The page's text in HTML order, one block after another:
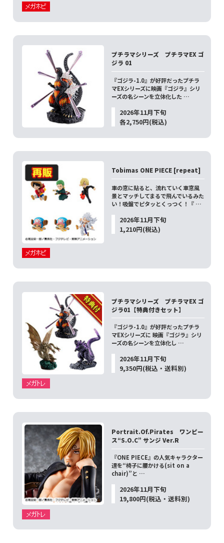
プチラマシリーズ プチラマEX ゴ
ジラ 01
『ゴジラ-1.0』が好評だったプチラ
マEXシリーズに映画『ゴジラ』シリ
ーズの名シーンを立体化した …
2026年11月下旬
各2,750円(税込)
Tobimas ONE PIECE [repeat]
車の窓に貼ると、流れていく車窓風
景とマッチしてまるで飛んでいるみた
い！吸盤でピタッとくっつく！『 …
2026年11月下旬
1,210円(税込)
プチラマシリーズ プチラマEX ゴ
ジラ01【特典付きセット】
『ゴジラ-1.0』が好評だったプチラ
マEXシリーズに 映画『ゴジラ』シリ
ーズの名シーンを立体化し …
2026年11月下旬
9,350円(税込・送料別)
Portrait.Of.Pirates ワンピー
ス“S.O.C” サンジ Ver.R
『ONE PIECE』の人気キャラクター
達を“椅子に腰かける(sit on a
chair)”と …
2026年11月下旬
19,800円(税込・送料別)